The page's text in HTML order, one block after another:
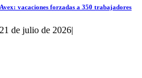
Avex: vacaciones forzadas a 350 trabajadores
21 de julio de 2026|